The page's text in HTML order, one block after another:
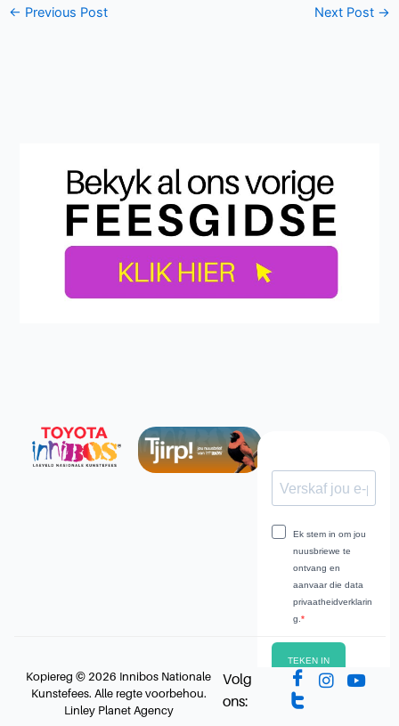
← Previous Post Next Post →
Kopiereg © 2026 Innibos Nationale
Kunstefees. Alle regte voorbehou.
Linley Planet Agency
Volg
ons: